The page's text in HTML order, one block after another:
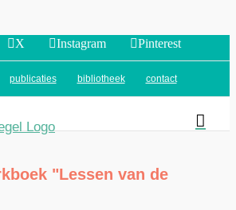
X Instagram Pinterest
publicaties bibliotheek contact
"Lessen van de